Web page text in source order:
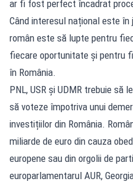
ar fi fost perfect încadrat
Când interesul național este
român este să lupte pentru
fiecare oportunitate și pentru
în România.
PNL, USR și UDMR trebuie să
să voteze împotriva unui
investițiilor din România.
miliarde de euro din cauza
europene sau din orgolii de
europarlamentarul AUR,